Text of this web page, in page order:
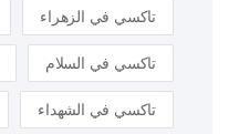
تاكسي في الزهراء
تاكسي في السلام
تاكسي في الشهداء